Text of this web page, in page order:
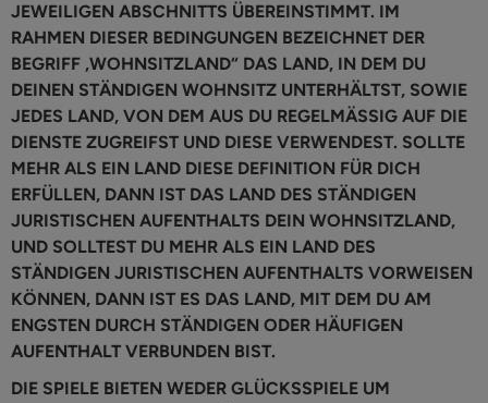
JEWEILIGEN ABSCHNITTS ÜBEREINSTIMMT. IM
RAHMEN DIESER BEDINGUNGEN BEZEICHNET DER
BEGRIFF „WOHNSITZLAND“ DAS LAND, IN DEM DU
DEINEN STÄNDIGEN WOHNSITZ UNTERHÄLTST, SOWIE
JEDES LAND, VON DEM AUS DU REGELMÄSSIG AUF DIE
DIENSTE ZUGREIFST UND DIESE VERWENDEST. SOLLTE
MEHR ALS EIN LAND DIESE DEFINITION FÜR DICH
ERFÜLLEN, DANN IST DAS LAND DES STÄNDIGEN
JURISTISCHEN AUFENTHALTS DEIN WOHNSITZLAND,
UND SOLLTEST DU MEHR ALS EIN LAND DES
STÄNDIGEN JURISTISCHEN AUFENTHALTS VORWEISEN
KÖNNEN, DANN IST ES DAS LAND, MIT DEM DU AM
ENGSTEN DURCH STÄNDIGEN ODER HÄUFIGEN
AUFENTHALT VERBUNDEN BIST.
DIE SPIELE BIETEN WEDER GLÜCKSSPIELE UM